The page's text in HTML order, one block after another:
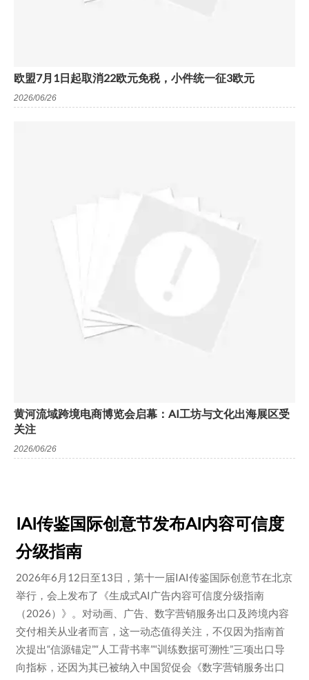
欧盟7月1日起取消22欧元免税，小件统一征3欧元
2026/06/26
黄河流域跨境电商博览会启幕：AI工坊与文化出海展区受
关注
2026/06/26
IAI传鉴国际创意节发布AI内容可信度
分级指南
2026年6月12日至13日，第十一届IAI传鉴国际创意节在北京
举行，会上发布了《生成式AI广告内容可信度分级指南
（2026）》。对动画、广告、数字营销服务出口及跨境内容
交付相关从业者而言，这一动态值得关注，不仅因为指南首
次提出“信源锚定”“人工背书率”“训练数据可溯性”三项出口导
向指标，还因为其已被纳入中国贸促会《数字营销服务出口